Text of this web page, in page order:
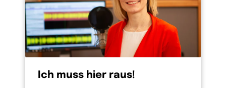
Ich muss hier raus!